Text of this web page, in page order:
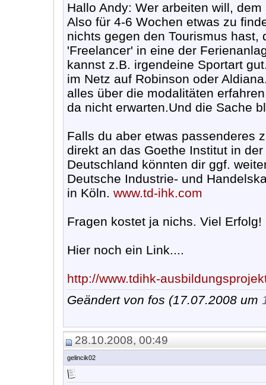
Hallo Andy: Wer arbeiten will,
Also für 4-6 Wochen etwas zu
nichts gegen den Tourismus
'Freelancer' in eine der
kannst z.B. irgendeine Sportart
im Netz auf Robinson oder
alles über die modalitäten
da nicht erwarten.Und die Sache
Falls du aber etwas passenderes
direkt an das Goethe Institut in
Deutschland könnten dir ggf.
Deutsche Industrie- und
in Köln. www.td-ihk.com
Fragen kostet ja nichs. Viel Erfolg!
Hier noch ein Link....
http://www.tdihk-
Geändert von fos (17.07.2008 um
28.10.2008, 00:49
gelincik02